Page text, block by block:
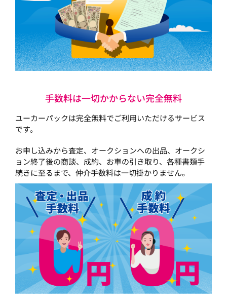
手数料は一切かからない完全無料
ユーカーパックは完全無料でご利用いただけるサービス
です。
お申し込みから査定、オークションへの出品、オークシ
ョン終了後の商談、成約、お車の引き取り、各種書類手
続きに至るまで、仲介手数料は一切掛かりません。